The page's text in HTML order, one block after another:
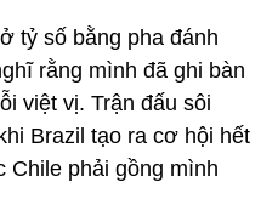
tỷ số bằng pha đánh
rằng mình đã ghi bàn
việt vị. Trận đấu sôi
Brazil tạo ra cơ hội hết
Chile phải gồng mình